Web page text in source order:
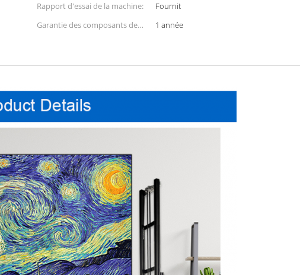
Rapport d'essai de la machine:
Fournit
Garantie des composants de
1 année